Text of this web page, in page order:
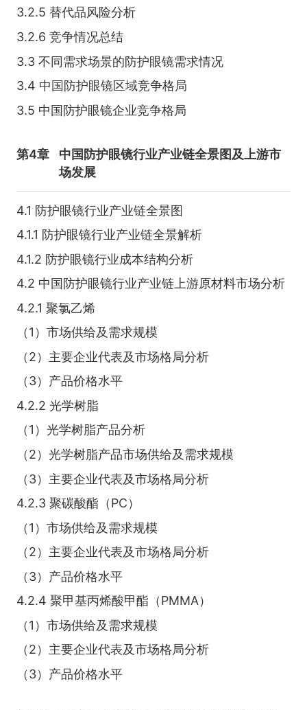
3.2.5 替代品风险分析
3.2.6 竞争情况总结
3.3 不同需求场景的防护眼镜需求情况
3.4 中国防护眼镜区域竞争格局
3.5 中国防护眼镜企业竞争格局
第4章
中国防护眼镜行业产业链全景图及上游市
场发展
4.1 防护眼镜行业产业链全景图
4.1.1 防护眼镜行业产业链全景解析
4.1.2 防护眼镜行业成本结构分析
4.2 中国防护眼镜行业产业链上游原材料市场分析
4.2.1 聚氯乙烯
（1）市场供给及需求规模
（2）主要企业代表及市场格局分析
（3）产品价格水平
4.2.2 光学树脂
（1）光学树脂产品分析
（2）光学树脂产品市场供给及需求规模
（3）主要企业代表及市场格局分析
4.2.3 聚碳酸酯（PC）
（1）市场供给及需求规模
（2）主要企业代表及市场格局分析
（3）产品价格水平
4.2.4 聚甲基丙烯酸甲酯（PMMA）
（1）市场供给及需求规模
（2）主要企业代表及市场格局分析
（3）产品价格水平